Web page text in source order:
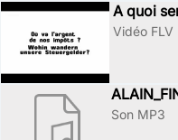
A quoi
Vidéo FLV
Son MP3